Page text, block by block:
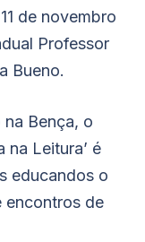
de novembro
Professor
Bueno.
Bença, o
na Leitura’ é
educandos o
encontros de